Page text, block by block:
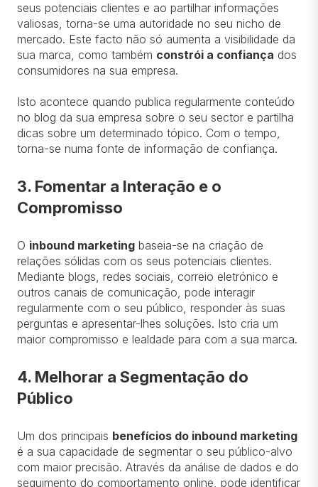
seus potenciais clientes e ao partilhar informações
valiosas, torna-se uma autoridade no seu nicho de
mercado. Este facto não só aumenta a visibilidade da
sua marca, como também constrói a confiança dos
consumidores na sua empresa.
Isto acontece quando publica regularmente conteúdo
no blog da sua empresa sobre o seu sector e partilha
dicas sobre um determinado tópico. Com o tempo,
torna-se numa fonte de informação de confiança.
3. Fomentar a Interação e o
Compromisso
O inbound marketing baseia-se na criação de
relações sólidas com os seus potenciais clientes.
Mediante blogs, redes sociais, correio eletrónico e
outros canais de comunicação, pode interagir
regularmente com o seu público, responder às suas
perguntas e apresentar-lhes soluções. Isto cria um
maior compromisso e lealdade para com a sua marca.
4. Melhorar a Segmentação do
Público
Um dos principais benefícios do inbound marketing
é a sua capacidade de segmentar o seu público-alvo
com maior precisão. Através da análise de dados e do
seguimento do comportamento online, pode identificar